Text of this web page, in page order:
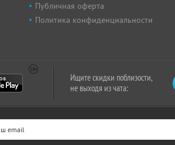
Публичная оферта
Политика конфиденциальности
Ищите скидки поблизости,
не выходя из чата: